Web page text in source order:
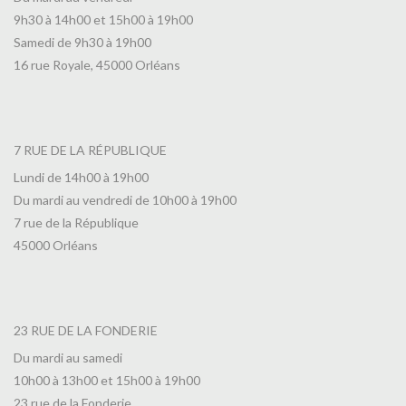
9h30 à 14h00 et 15h00 à 19h00
Samedi de 9h30 à 19h00
16 rue Royale, 45000 Orléans
7 RUE DE LA RÉPUBLIQUE
Lundi de 14h00 à 19h00
Du mardi au vendredi de 10h00 à 19h00
7 rue de la République
45000 Orléans
23 RUE DE LA FONDERIE
Du mardi au samedi
10h00 à 13h00 et 15h00 à 19h00
23 rue de la Fonderie